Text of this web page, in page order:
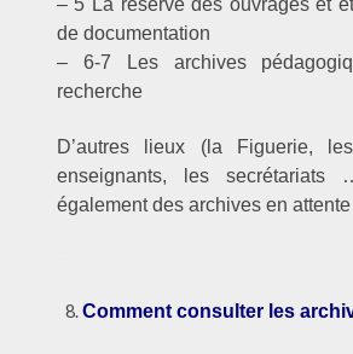
– 5 La réserve des ouvrages et
de documentation
– 6-7 Les archives
recherche
D’autres lieux (la Figuerie,
enseignants, les secrétariats
également des archives en
Comment consulter les